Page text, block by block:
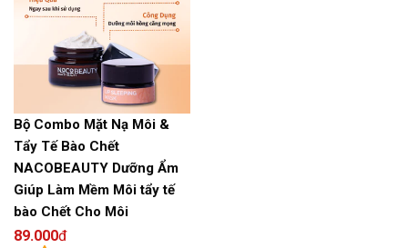
Bộ Combo Mặt Nạ Môi &
Tẩy Tế Bào Chết
NACOBEAUTY Dưỡng Ẩm
Giúp Làm Mềm Môi tẩy tế
bào Chết Cho Môi
89.000đ